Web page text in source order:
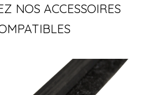
NOS ACCESSOIRES